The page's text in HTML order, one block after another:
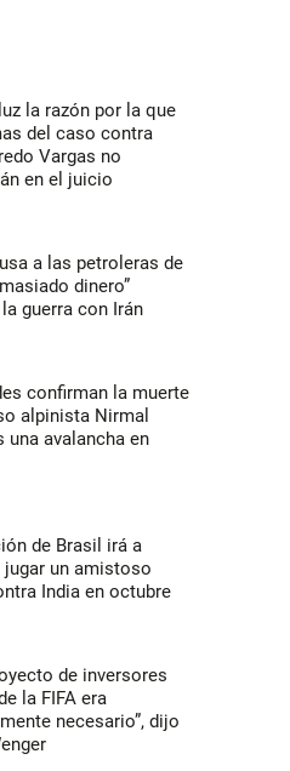
la razón por la que
del caso contra
Vargas no
en el juicio
a las petroleras de
dinero”
guerra con Irán
confirman la muerte
alpinista Nirmal
una avalancha en
de Brasil irá a
jugar un amistoso
India en octubre
de inversores
la FIFA era
necesario”, dijo